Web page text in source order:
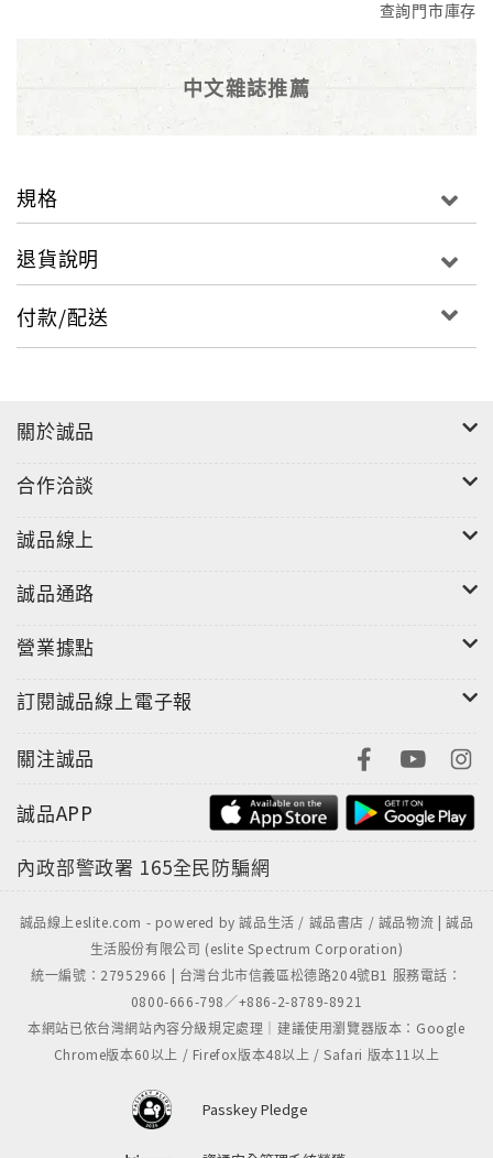
查詢門市庫存
中文雜誌推薦
規格
退貨說明
付款/配送
關於誠品
合作洽談
誠品線上
誠品通路
營業據點
訂閱誠品線上電子報
關注誠品
誠品APP
內政部警政署 165全民防騙網
誠品線上eslite.com - powered by 誠品生活 / 誠品書店 / 誠品物流 | 誠品
生活股份有限公司 (eslite Spectrum Corporation)
統一編號：27952966 | 台灣台北市信義區松德路204號B1 服務電話：
0800-666-798／+886-2-8789-8921
本網站已依台灣網站內容分級規定處理｜建議使用瀏覽器版本：Google
Chrome版本60以上 / Firefox版本48以上 / Safari 版本11以上
Passkey Pledge